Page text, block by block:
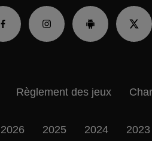
Règlement des jeux
2026 2025 2024 2023